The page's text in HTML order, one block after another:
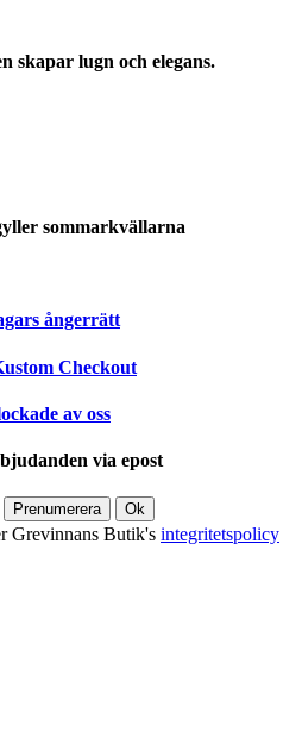
skapar lugn och elegans.
sommarkvällarna
ångerrätt
Checkout
av oss
via epost
Grevinnans Butik's integritetspolicy